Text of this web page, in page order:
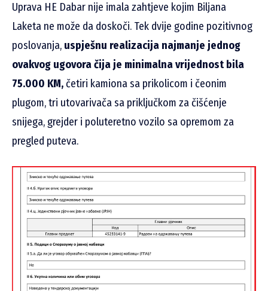
Uprava HE Dabar nije imala zahtjeve kojim Biljana
Laketa ne može da doskoči. Tek dvije godine pozitivnog
poslovanja, uspješnu realizacija najmanje jednog
ovakvog ugovora čija je minimalna vrijednost bila
75.000 KM,četiri kamiona sa prikolicom i čeonim
plugom, tri utovarivača sa priključkom za čišćenje
snijega, grejder i poluteretno vozilo sa opremom za
pregled puteva.